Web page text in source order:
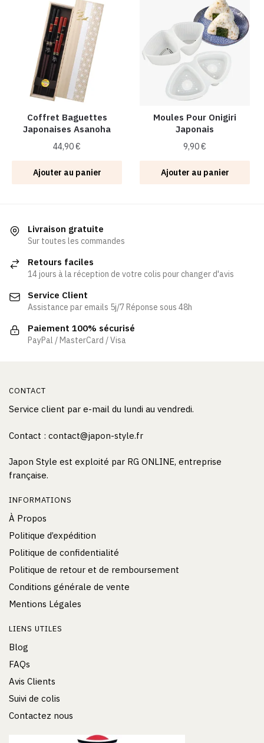
plusieurs
variations.
Les
options
peuvent
être
choisies
sur
la
page
du
produit
Coffret Baguettes
Japonaises Asanoha
44,90€
Ajouter au panier
Moules Pour Onigiri
Japonais
9,90€
Ajouter au panier
Livraison gratuite
Sur toutes les commandes
Retours faciles
14 jours à la réception de votre colis pour changer d'avis
Service Client
Assistance par emails 5j/7 Réponse sous 48h
Paiement 100% sécurisé
PayPal / MasterCard / Visa
CONTACT
Service client par e-mail du lundi au vendredi.
Contact : contact@japon-style.fr
Japon Style est exploité par RG ONLINE, entreprise
française.
INFORMATIONS
À Propos
Politique d’expédition
Politique de confidentialité
Politique de retour et de remboursement
Conditions générale de vente
Mentions Légales
LIENS UTILES
Blog
FAQs
Avis Clients
Suivi de colis
Contactez nous